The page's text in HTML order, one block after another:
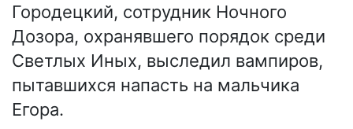
Городецкий, сотрудник Ночного
Дозора, охранявшего порядок среди
Светлых Иных, выследил вампиров,
пытавшихся напасть на мальчика
Егора.